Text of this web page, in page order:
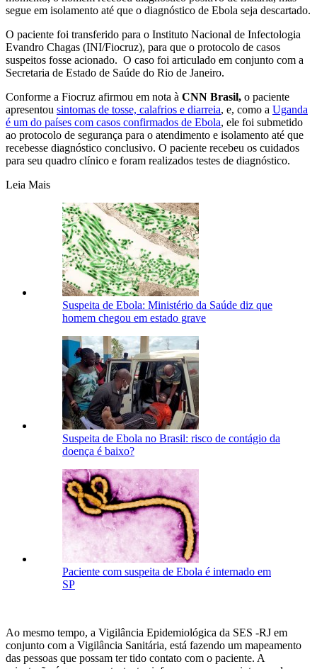
segue em isolamento até que o diagnóstico de Ebola seja descartado.
O paciente foi transferido para o Instituto Nacional de Infectologia
Evandro Chagas (INI/Fiocruz), para que o protocolo de casos
suspeitos fosse acionado. O caso foi articulado em conjunto com a
Secretaria de Estado de Saúde do Rio de Janeiro.
Conforme a Fiocruz afirmou em nota à CNN Brasil, o paciente
apresentou sintomas de tosse, calafrios e diarreia, e, como a Uganda
é um do países com casos confirmados de Ebola, ele foi submetido
ao protocolo de segurança para o atendimento e isolamento até que
recebesse diagnóstico conclusivo. O paciente recebeu os cuidados
para seu quadro clínico e foram realizados testes de diagnóstico.
Leia Mais
Suspeita de Ebola: Ministério da Saúde diz que
homem chegou em estado grave
Suspeita de Ebola no Brasil: risco de contágio da
doença é baixo?
Paciente com suspeita de Ebola é internado em
SP
Ao mesmo tempo, a Vigilância Epidemiológica da SES -RJ em
conjunto com a Vigilância Sanitária, está fazendo um mapeamento
das pessoas que possam ter tido contato com o paciente. A